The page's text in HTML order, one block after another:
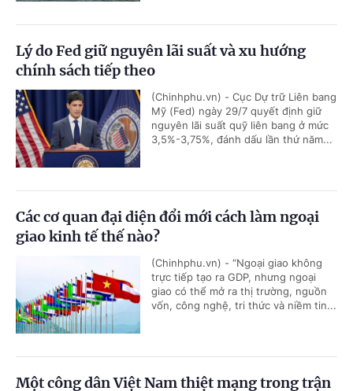
Lý do Fed giữ nguyên lãi suất và xu hướng
chính sách tiếp theo
(Chinhphu.vn) - Cục Dự trữ Liên bang
Mỹ (Fed) ngày 29/7 quyết định giữ
nguyên lãi suất quỹ liên bang ở mức
3,5%-3,75%, đánh dấu lần thứ năm...
Các cơ quan đại diện đổi mới cách làm ngoại
giao kinh tế thế nào?
(Chinhphu.vn) - “Ngoại giao không
trực tiếp tạo ra GDP, nhưng ngoại
giao có thể mở ra thị trường, nguồn
vốn, công nghệ, tri thức và niềm tin...
Một công dân Việt Nam thiệt mạng trong trận